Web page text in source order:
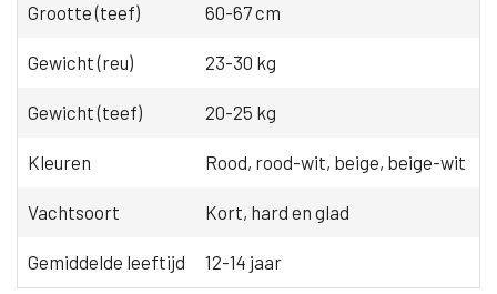
Grootte (teef) 60-67 cm
Gewicht (reu) 23-30 kg
Gewicht (teef) 20-25 kg
Kleuren Rood, rood-wit, beige, beige-wit
Vachtsoort Kort, hard en glad
Gemiddelde leeftijd 12-14 jaar